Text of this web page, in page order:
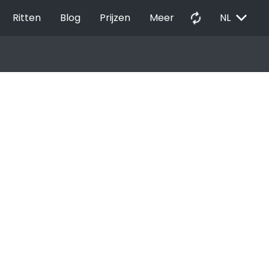
Ritten Blog Prijzen Meer autorenew NL EXPAND_MORE